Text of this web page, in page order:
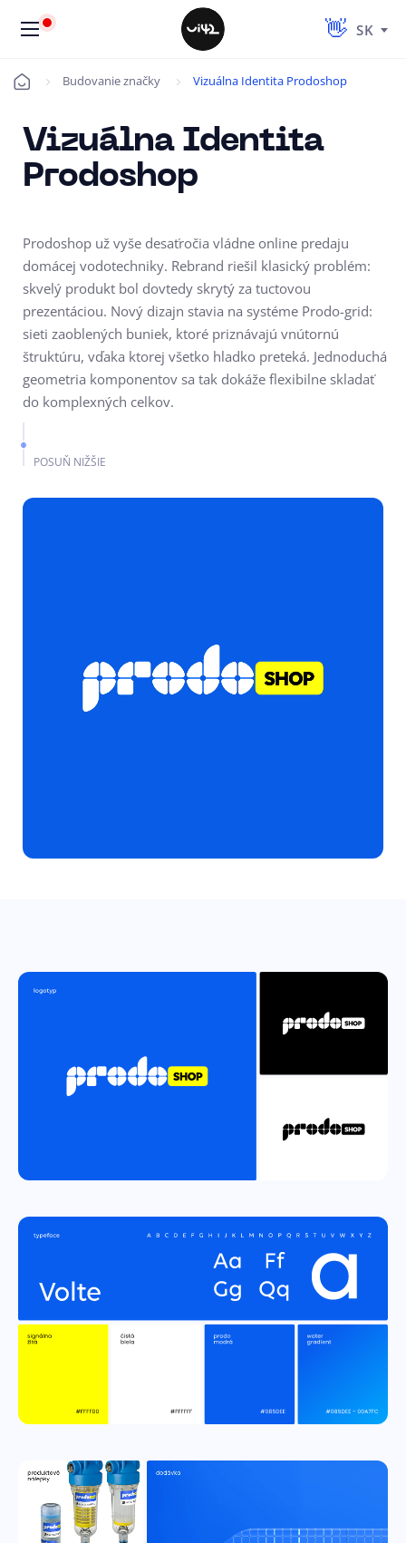
SK
Úvod Budovanie značky Vizuálna Identita Prodoshop
Vizuálna Identita
Prodoshop
Prodoshop už vyše desaťročia vládne online predaju
domácej vodotechniky. Rebrand riešil klasický problém:
skvelý produkt bol dovtedy skrytý za tuctovou
prezentáciou. Nový dizajn stavia na systéme Prodo-grid:
sieti zaoblených buniek, ktoré priznávajú vnútornú
štruktúru, vďaka ktorej všetko hladko preteká. Jednoduchá
geometria komponentov sa tak dokáže flexibilne skladať
do komplexných celkov.
POSUŇ NIŽŠIE